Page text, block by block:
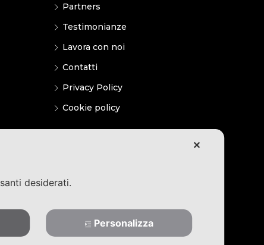
Partners
Testimonianze
Lavora con noi
Contatti
Privacy Policy
Cookie policy
✕
desiderati.
Personalizza